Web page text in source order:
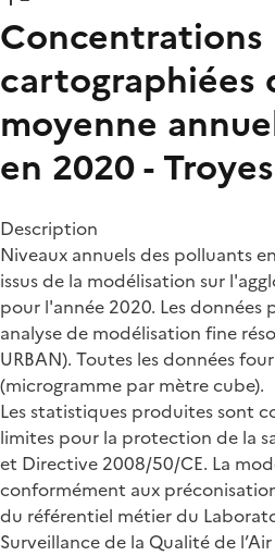
Concentrations
cartographiées
moyenne
en 2020 - Troyes
Description
Niveaux annuels des polluants
issus de la modélisation sur
pour l'année 2020. Les
analyse de modélisation fine
URBAN). Toutes les données
(microgramme par mètre cube).
Les statistiques produites sont
limites pour la protection de la
et Directive 2008/50/CE. La
conformément aux
du référentiel métier du
Surveillance de la Qualité de l’Air